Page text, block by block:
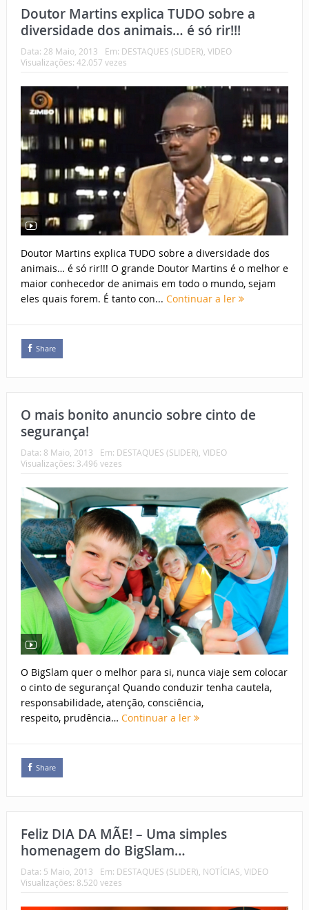
Doutor Martins explica TUDO sobre a
diversidade dos animais… é só rir!!!
Data: 28 Maio, 2013 Em: DESTAQUES (SLIDER) VIDEO
Visualizações: 42.057 vezes
Doutor Martins explica TUDO sobre a diversidade dos
animais… é só rir!!! O grande Doutor Martins é o melhor e
maior conhecedor de animais em todo o mundo, sejam
eles quais forem. É tanto con... Continuar a ler
Share
O mais bonito anuncio sobre cinto de
segurança!
Data: 8 Maio, 2013 Em: DESTAQUES (SLIDER), VIDEO
Visualizações: 3.496 vezes
O BigSlam quer o melhor para si, nunca viaje sem colocar
o cinto de segurança! Quando conduzir tenha cautela,
responsabilidade, atenção, consciência,
respeito, prudência… Continuar a ler
Share
Feliz DIA DA MÃE! – Uma simples
homenagem do BigSlam…
Data: 5 Maio, 2013 Em: DESTAQUES (SLIDER), NOTÍCIAS, VIDEO
Visualizações: 8.520 vezes